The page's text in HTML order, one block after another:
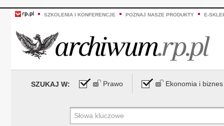
SZKOLENIA I KONFERENCJE POZNAJ NASZE PRODUKTY E-
SZUKAJ W: Prawo Ekonomia i biznes